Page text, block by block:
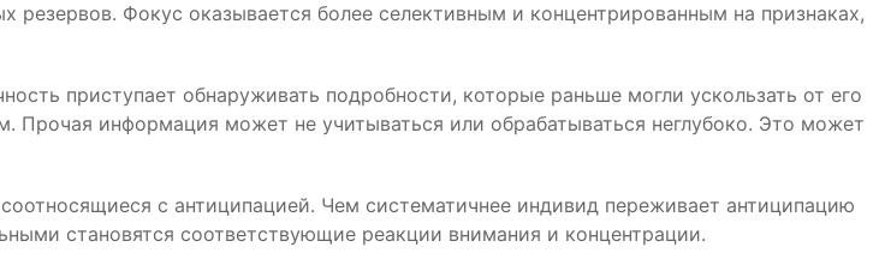
резервов. Фокус оказывается более селективным и концентрированным на признаках,
приступает обнаруживать подробности, которые раньше могли ускользать от его
Прочая информация может не учитываться или обрабатываться неглубоко. Это может
с антиципацией. Чем систематичнее индивид переживает антиципацию
становятся соответствующие реакции внимания и концентрации.